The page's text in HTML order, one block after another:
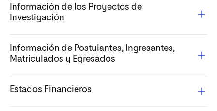
Información de los Proyectos de
Investigación
Información de Postulantes, Ingresantes,
Matriculados y Egresados
Estados Financieros